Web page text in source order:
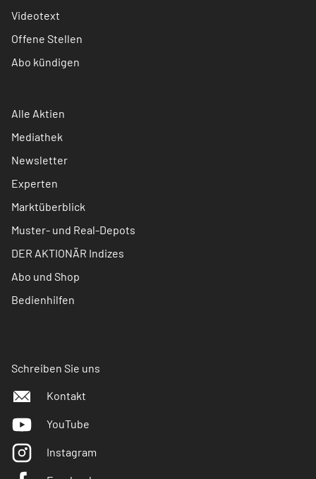
Videotext
Offene Stellen
Abo kündigen
Alle Aktien
Mediathek
Newsletter
Experten
Marktüberblick
Muster- und Real-Depots
DER AKTIONÄR Indizes
Abo und Shop
Bedienhilfen
Schreiben Sie uns
Kontakt
YouTube
Instagram